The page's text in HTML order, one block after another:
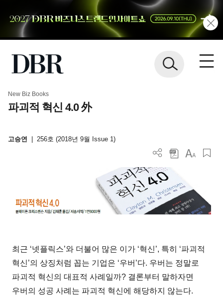
New Biz Books
파괴적 혁신 4.0 外
고승연 256호 (2018년 9월 Issue 1)
최근 ‘넷플릭스’와 더불어 많은 이가 ‘혁신’, 특히 ‘파괴적
혁신’의 상징처럼 꼽는 기업은 ‘우버’다. 우버는 정말로
파괴적 혁신의 대표적 사례일까? 결론부터 말하자면
우버의 성공 사례는 파괴적 혁신에 해당하지 않는다.